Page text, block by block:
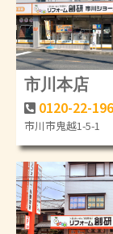
市川本店
0120-22-
市川市鬼越1-5-1